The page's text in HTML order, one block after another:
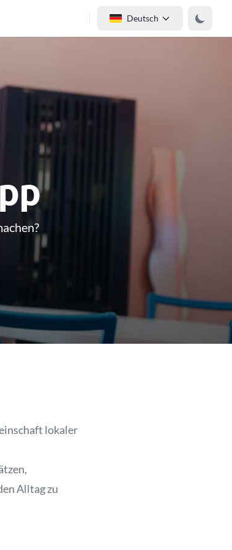
Deutsch
lokaler
Alltag zu